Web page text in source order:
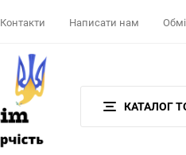
Контакти Написати нам
КАТАЛОГ